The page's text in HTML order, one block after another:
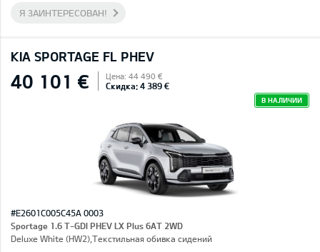
Я ЗАИНТЕРЕСОВАН!
KIA SPORTAGE FL PHEV
40 101 € Цена: 44 490 €
Скидка: 4 389 €
В НАЛИЧИИ
#E2601C005C45A 0003
Sportage 1.6 T-GDI PHEV LX Plus 6AT 2WD
Deluxe White (HW2),Текстильная обивка сидений